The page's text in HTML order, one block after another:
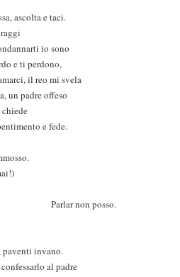
ascolta e taci.
io sono
e ti perdono,
il reo mi svela
un padre offeso
e fede.
non posso.
paventi invano.
al padre